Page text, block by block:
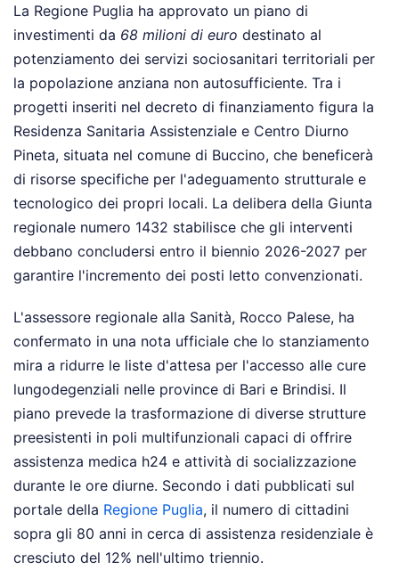
La Regione Puglia ha approvato un piano di
investimenti da 68 milioni di euro destinato al
potenziamento dei servizi sociosanitari territoriali per
la popolazione anziana non autosufficiente. Tra i
progetti inseriti nel decreto di finanziamento figura la
Residenza Sanitaria Assistenziale e Centro Diurno
Pineta, situata nel comune di Buccino, che beneficerà
di risorse specifiche per l'adeguamento strutturale e
tecnologico dei propri locali. La delibera della Giunta
regionale numero 1432 stabilisce che gli interventi
debbano concludersi entro il biennio 2026-2027 per
garantire l'incremento dei posti letto convenzionati.
L'assessore regionale alla Sanità, Rocco Palese, ha
confermato in una nota ufficiale che lo stanziamento
mira a ridurre le liste d'attesa per l'accesso alle cure
lungodegenziali nelle province di Bari e Brindisi. Il
piano prevede la trasformazione di diverse strutture
preesistenti in poli multifunzionali capaci di offrire
assistenza medica h24 e attività di socializzazione
durante le ore diurne. Secondo i dati pubblicati sul
portale della Regione Puglia, il numero di cittadini
sopra gli 80 anni in cerca di assistenza residenziale è
cresciuto del 12% nell'ultimo triennio.